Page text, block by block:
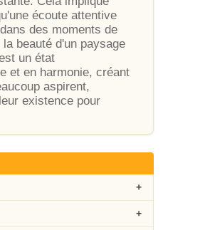
écoute attentive
des moments de
beauté d'un paysage
un état
et en harmonie, créant
aspirent,
existence pour